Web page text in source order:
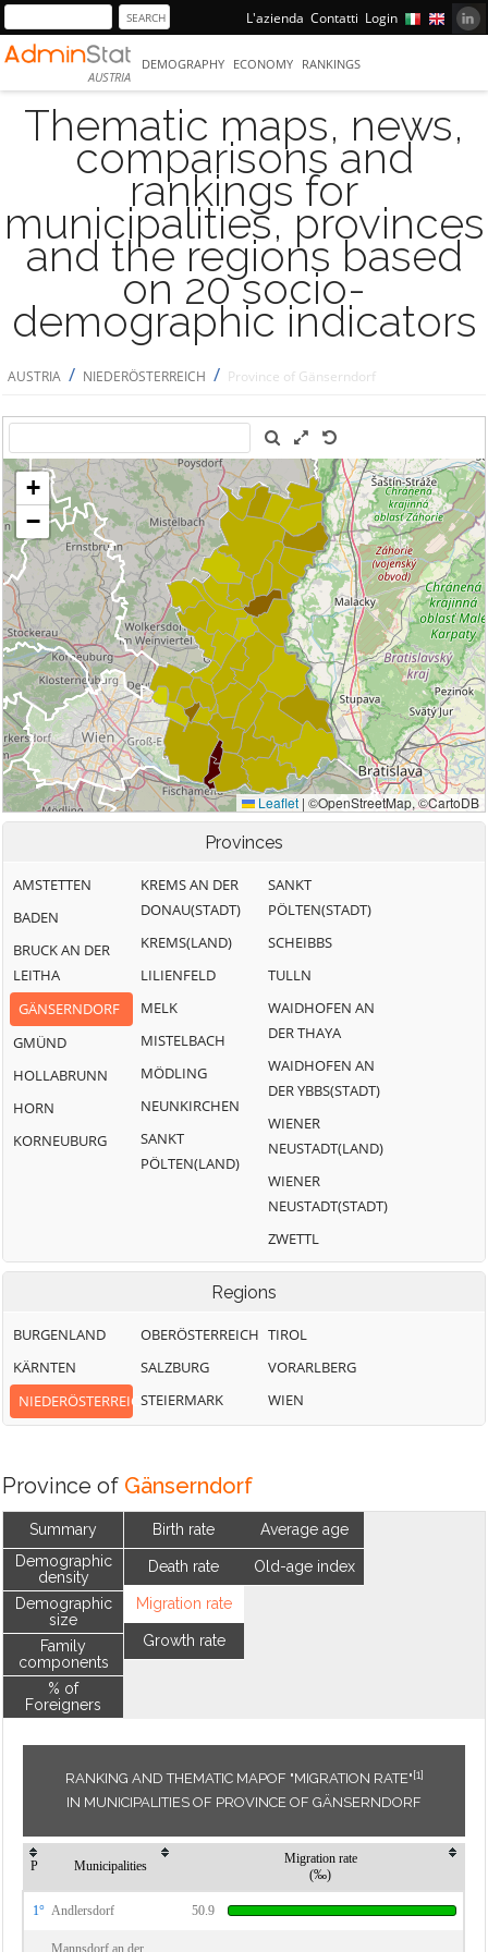
L'azienda Contatti Login
AUSTRIA
DEMOGRAPHY ECONOMY RANKINGS
Thematic maps, news,
comparisons and
rankings for
municipalities, provinces
and the regions based
on 20 socio-
demographic indicators
AUSTRIA / NIEDERÖSTERREICH / Province of Gänserndorf
Provinces
AMSTETTEN
BADEN
BRUCK AN DER
LEITHA
GÄNSERNDORF
GMÜND
HOLLABRUNN
HORN
KORNEUBURG
KREMS AN DER
DONAU(STADT)
KREMS(LAND)
LILIENFELD
MELK
MISTELBACH
MÖDLING
NEUNKIRCHEN
SANKT
PÖLTEN(LAND)
SANKT
PÖLTEN(STADT)
SCHEIBBS
TULLN
WAIDHOFEN AN
DER THAYA
WAIDHOFEN AN
DER YBBS(STADT)
WIENER
NEUSTADT(LAND)
WIENER
NEUSTADT(STADT)
ZWETTL
Regions
BURGENLAND
KÄRNTEN
NIEDERÖSTERREICH
OBERÖSTERREICH
SALZBURG
STEIERMARK
TIROL
VORARLBERG
WIEN
Province of Gänserndorf
Summary
Demographic
density
Demographic
size
Family
components
% of
Foreigners
Birth rate
Death rate
Migration rate
Growth rate
Average age
Old-age index
RANKING AND THEMATIC MAPOF "MIGRATION RATE"[1]
IN MUNICIPALITIES OF PROVINCE OF GÄNSERNDORF
P Municipalities
Migration rate
(‰)
1° Andlersdorf 50.9
Mannsdorf an der